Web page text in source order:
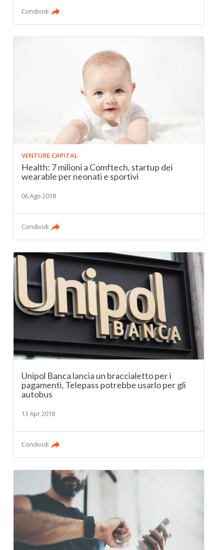
Condividi
VENTURE CAPITAL
Health: 7 milioni a Comftech, startup dei
wearable per neonati e sportivi
06 Ago 2018
Condividi
Unipol Banca lancia un braccialetto per i
pagamenti, Telepass potrebbe usarlo per gli
autobus
13 Apr 2018
Condividi